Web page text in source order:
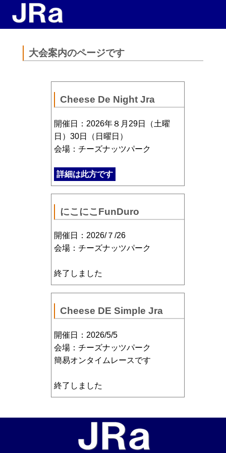
大会案内のページです
Cheese De Night Jra
開催日：2026年８月29日（土曜
日）30日（日曜日）
会場：チーズナッツパーク
詳細は此方です
にこにこFunDuro
開催日：2026/７/26
会場：チーズナッツパーク
終了しました
Cheese DE Simple Jra
開催日：2026/5/5
会場：チーズナッツパーク
簡易オンタイムレースです
終了しました